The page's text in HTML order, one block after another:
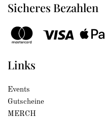
Sicheres Bezahlen
Links
Events
Gutscheine
MERCH